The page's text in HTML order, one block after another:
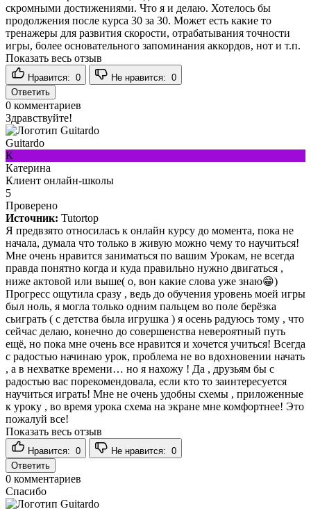
скромными достижениями. Что я и делаю. Хотелось бы
продолжения после курса 30 за 30. Может есть какие то
тренажеры для развития скорости, отрабатывания точности
игры, более основательного запоминания аккордов, нот и т.п.
Показать весь отзыв
Нравится: 0 Не нравится: 0
Ответить
0 комментариев
Здравствуйте!
Guitardo
К
Катерина
Клиент онлайн-школы
5
Проверено
Источник: Tutortop
Я предвзято относилась к онлайн курсу до момента, пока не
начала, думала что только в живую можно чему то научиться!
Мне очень нравится заниматься по вашим Урокам, не всегда
правда понятно когда и куда правильно нужно двигаться ,
ниже актовой или выше( о, вон какие слова уже знаю😁)
Прогресс ощутила сразу , ведь до обучения уровень моей игры
был ноль, я могла только одним пальцем во поле берёзка
сьиграть ( с детства была игрушка ) я осень радуюсь тому , что
сейчас делаю, конечно до совершенства невероятный путь
ещё, но пока мне очень все нравится и хочется учиться! Всегда
с радостью начинаю урок, проблема не во вдохновении начать
, а в нехватке времени… но я нахожу ! Да , друзьям бы с
радостью вас порекомендовала, если кто то заинтересуется
научиться играть! Мне не очень удобны схемы , приложенные
к уроку , во время урока схема на экране мне комфортнее! Это
пожалуй все!
Показать весь отзыв
Нравится: 0 Не нравится: 0
Ответить
0 комментариев
Спасибо